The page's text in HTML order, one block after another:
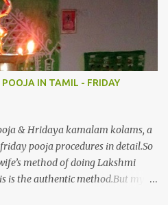
IN TAMIL - FRIDAY
& Hridaya kamalam kolams, a
pooja procedures in detail.So
method of doing Lakshmi
is the authentic method.But my